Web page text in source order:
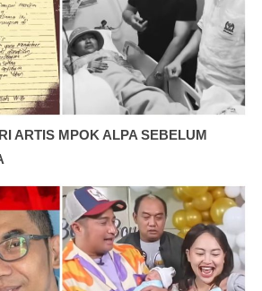
ARTIS MPOK ALPA SEBELUM